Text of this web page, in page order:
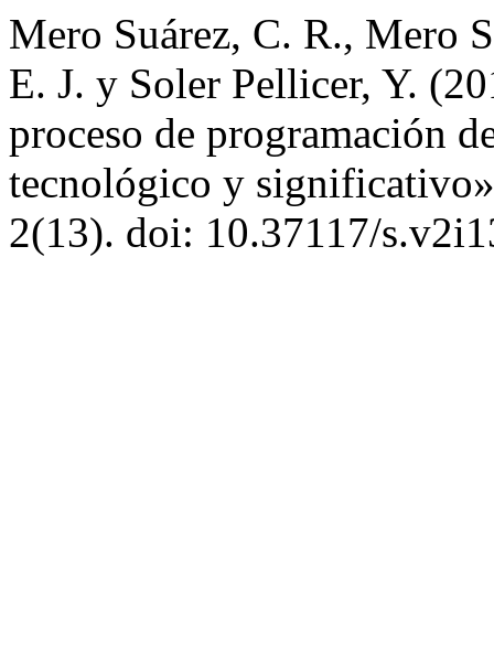
Mero Suárez, C. R., Mero
E. J. y Soler Pellicer, Y.
proceso de programación
tecnológico y
2(13). doi: 10.37117/